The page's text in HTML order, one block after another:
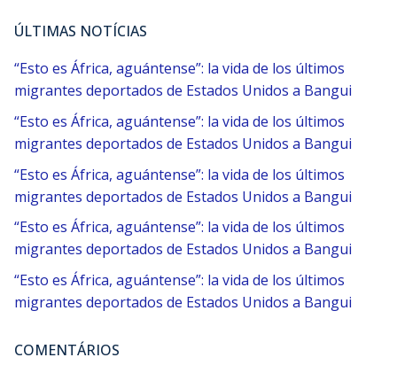
ÚLTIMAS NOTÍCIAS
“Esto es África, aguántense”: la vida de los últimos
migrantes deportados de Estados Unidos a Bangui
“Esto es África, aguántense”: la vida de los últimos
migrantes deportados de Estados Unidos a Bangui
“Esto es África, aguántense”: la vida de los últimos
migrantes deportados de Estados Unidos a Bangui
“Esto es África, aguántense”: la vida de los últimos
migrantes deportados de Estados Unidos a Bangui
“Esto es África, aguántense”: la vida de los últimos
migrantes deportados de Estados Unidos a Bangui
COMENTÁRIOS